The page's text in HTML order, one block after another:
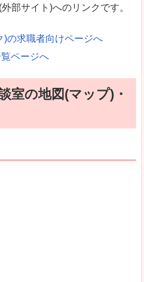
部サイト)へのリンクです。
)の求職者向けページへ
ページへ
室の地図(マップ)・